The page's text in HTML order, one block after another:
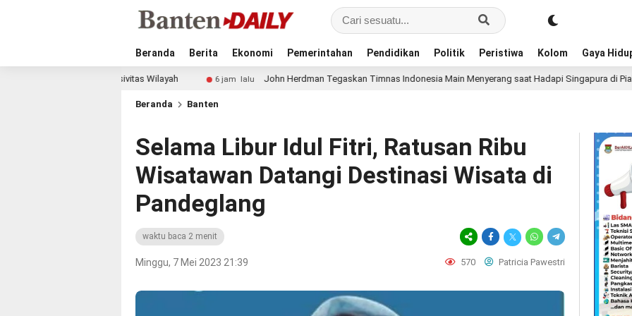
Beranda Berita Ekonomi Pemerintahan Pendidikan Politik Peristiwa Kolom Gaya
6 jam lalu John Herdman Tegaskan Timnas Indonesia Main Menyerang saat Hadapi Singapura di Piala AFF 2026
Beranda Banten
Selama Libur Idul Fitri, Ratusan Ribu
Wisatawan Datangi Destinasi Wisata di
Pandeglang
waktu baca 2 menit
Minggu, 7 Mei 2023 21:39 570 Patricia Pawestri